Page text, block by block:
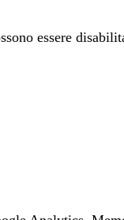
essere